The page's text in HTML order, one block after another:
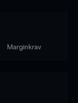
Marginkrav